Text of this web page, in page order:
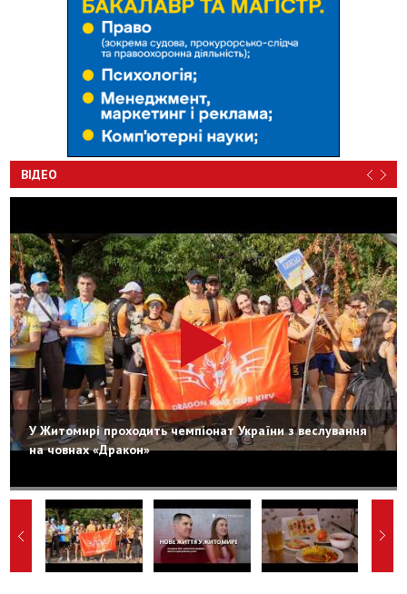
ВІДЕО
У Житомирі проходить чемпіонат України з веслування
на човнах «Дракон»